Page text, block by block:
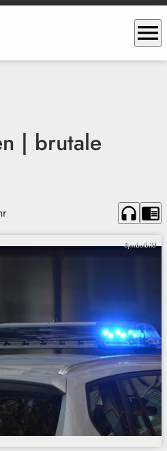
menu
| brutale
headphones chrome_reader_mode
Symbolbild